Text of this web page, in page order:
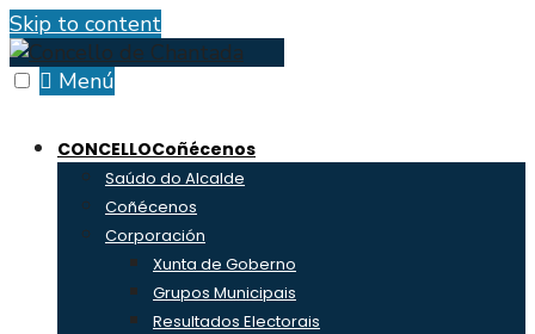
Skip to content
Menú
CONCELLOCoñécenos
Saúdo do Alcalde
Coñécenos
Corporación
Xunta de Goberno
Grupos Municipais
Resultados Electorais